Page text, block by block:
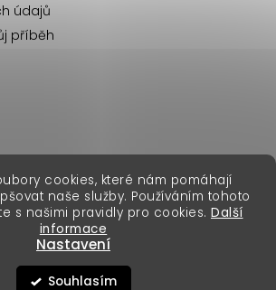
cookies, které nám pomáhají
naše služby. Používáním tohoto
s našimi pravidly pro cookies. Další
informace
Nastavení
Souhlasím
údajů
příběh
Premium
Fashion. Všechna práva vyhrazena.
erikafashion.sk